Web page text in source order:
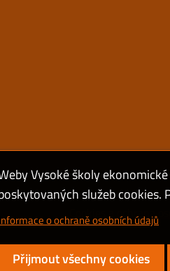
Cookies a ochrana
škola ekonomická v Praze
Vysoké školy
služeb cookies.
o ochraně osobních údajů
Přijmout všechny cookies